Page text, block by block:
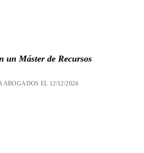
un Máster de Recursos
ABOGADOS EL 12/12/2024